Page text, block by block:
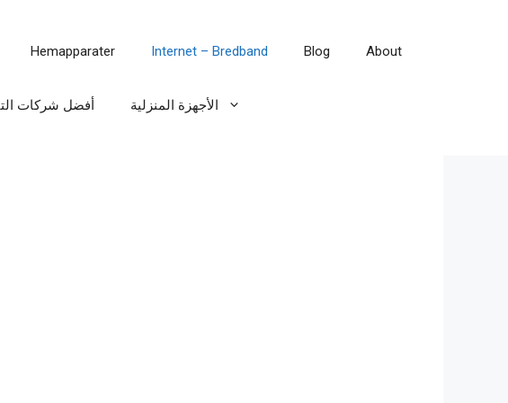
Hemapparater Internet – Bredband Blog About
أفضل شركات الأجهزة المنزلية